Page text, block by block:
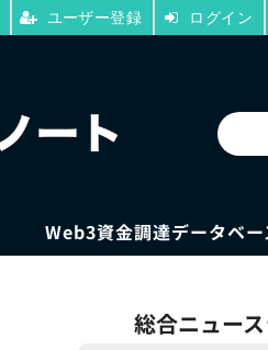
Web3資金調達データベ
総合ニュー
ユーザー登録 ログイン